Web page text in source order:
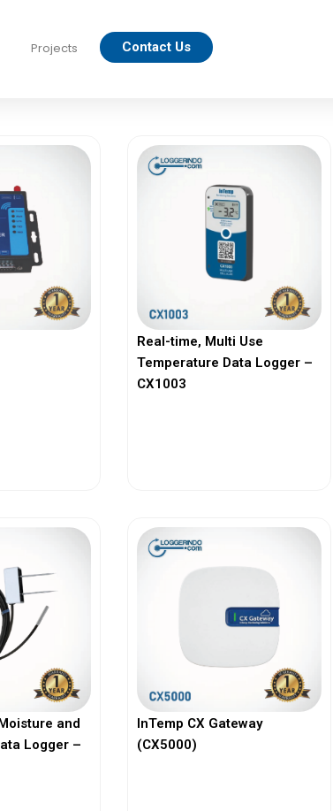
Projects Contact Us
Real-time, Multi Use
Temperature Data Logger –
CX1003
and
Logger –
InTemp CX Gateway
(CX5000)